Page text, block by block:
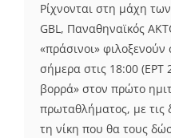
Ρίχνονται στη μάχη
GBL, Παναθηναϊκός
«πράσινοι»
σήμερα στις 18:00
βορρά» στον πρώτο
πρωταθλήματος, με
τη νίκη που θα τους